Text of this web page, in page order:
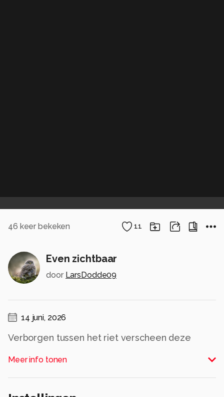
46 keer bekeken 11
Even zichtbaar
door LarsDodde09
14 juni, 2026
Verborgen tussen het riet verscheen deze
Een herinnering aan hoe kostbaar en vluchtig
natuurmomenten kunnen zijn
Alle rechten voorbehouden
Meer info tonen